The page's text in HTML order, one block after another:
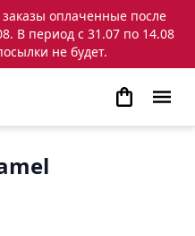
оплаченные после
В период с 31.07 по 14.08
не будет.